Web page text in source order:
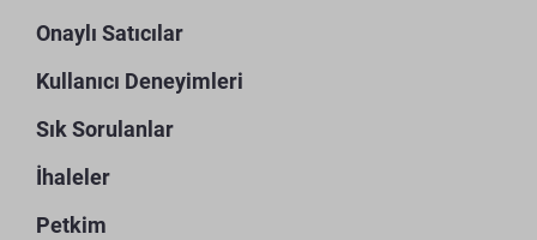
Onaylı Satıcılar
Kullanıcı Deneyimleri
Sık Sorulanlar
İhaleler
Petkim